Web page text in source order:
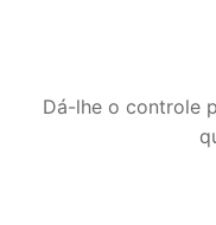
Dá-lhe o controle